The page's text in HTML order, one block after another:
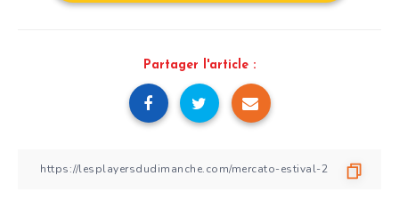
Partager l'article :